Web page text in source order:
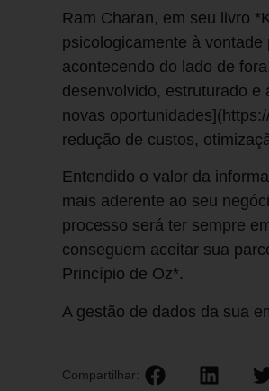
Ram Charan, em seu livro
psicologicamente à
acontecendo do lado de
desenvolvido, estruturado
novas
redução de custos,
Entendido o valor da
mais aderente ao seu
processo será ter sempre
conseguem aceitar sua
Princípio de Oz*.
A gestão de dados da sua
Compartilhar: